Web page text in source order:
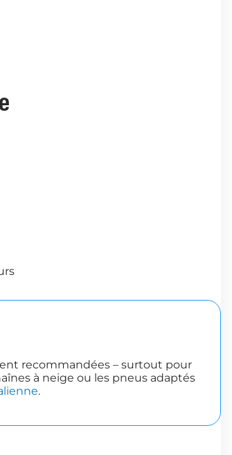
recommandées – surtout pour
à neige ou les pneus adaptés
.